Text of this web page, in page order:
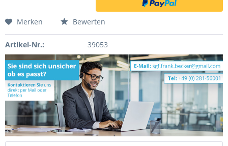
Merken Bewerten
Artikel-Nr.: 39053